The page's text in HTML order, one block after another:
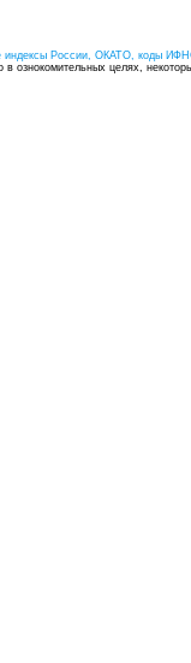
индексы России, ОКАТО, коды
ознокомительных целях,